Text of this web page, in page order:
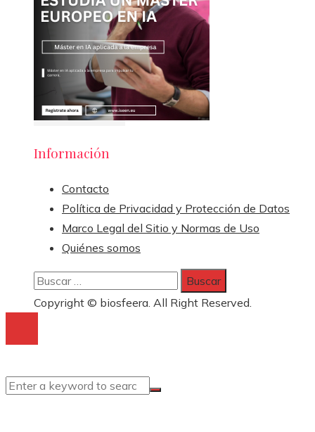
Información
Contacto
Política de Privacidad y Protección de Datos
Marco Legal del Sitio y Normas de Uso
Quiénes somos
Buscar:
Copyright © biosfeera. All Right Reserved.